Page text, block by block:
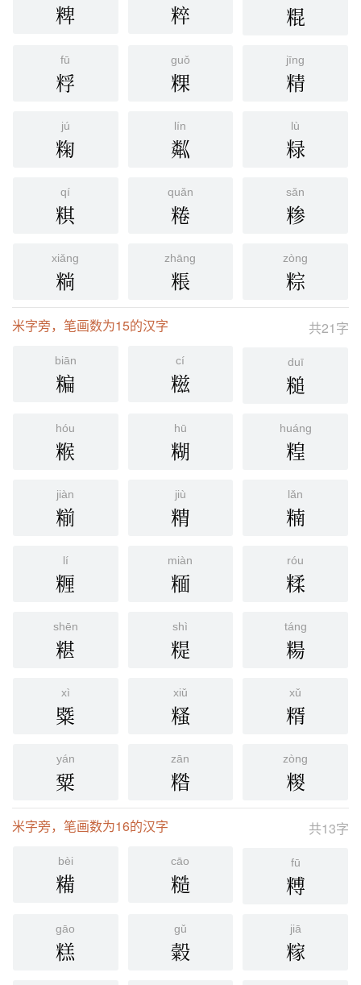
粺 粹 䊐
fū
粰
guǒ
粿
jīng
精
jú
粷
lín
粼
lù
粶
qí
粸
quǎn
䊎
sǎn
糁
xiǎng
䊑
zhāng
粻
zòng
粽
共21字
米字旁，笔画数为15的汉字
biān
糄
cí
糍
duī
䊚
hóu
糇
hū
糊
huáng
䊗
jiàn
糋
jiù
䊘
lǎn
䊖
lí
糎
miàn
糆
róu
糅
shēn
糂
shì
䊓
táng
糃
xì
䊠
xiǔ
糔
xǔ
糈
yán
䊙
zān
糌
zòng
糉
共13字
米字旁，笔画数为16的汉字
bèi
糒
cāo
糙
fū
糐
gāo
糕
gǔ
糓
jiā
糘